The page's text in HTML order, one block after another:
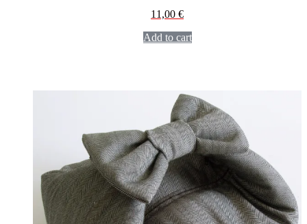
11,00 €
Add to cart